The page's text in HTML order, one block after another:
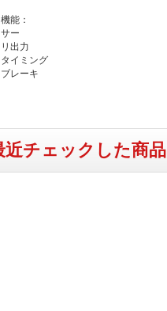
能：
ー
出力
イミング
レーキ
近チェックした商品